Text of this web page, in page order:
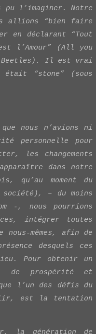
pu l’imaginer. Notre
allions “bien faire
en déclarant “Tout
l’Amour” (All you
Beetles). Il est vrai
était “stone” (sous
nous n’avions ni
personnelle pour
les changements
dans notre
qu’au moment du
– du moins
-, nous pourrions
intégrer toutes
mêmes, afin de
desquels ces
Pour obtenir un
de prospérité et
l’un des défis du
est la tentation
la génération de